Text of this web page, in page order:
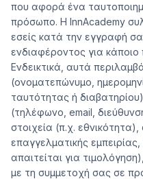
που αφορά ένα
πρόσωπο. Η InnAcademy
εσείς κατά την εγγραφή
ενδιαφέροντος για
Ενδεικτικά, αυτά
(ονοματεπώνυμο,
ταυτότητας ή
(τηλέφωνο, email,
στοιχεία (π.χ. εθνικότητα),
επαγγελματικής
απαιτείται για
με τη συμμετοχή σας σε